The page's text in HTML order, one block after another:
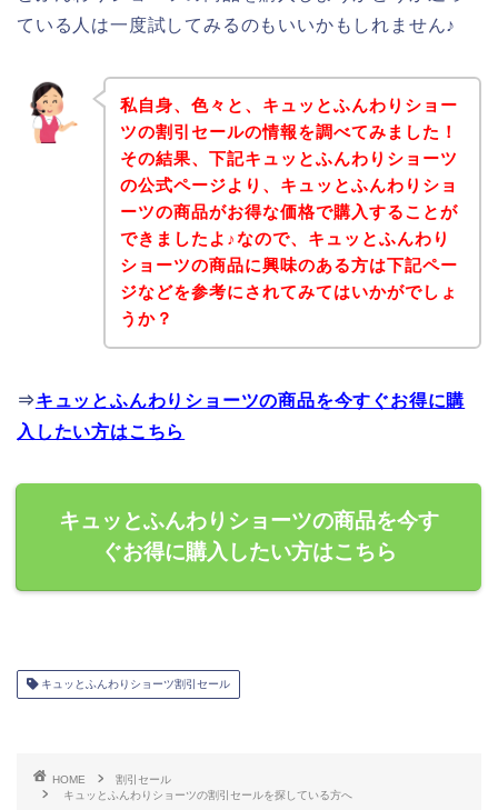
ている人は一度試してみるのもいいかもしれません♪
私自身、色々と、キュッとふんわりショー
ツの割引セールの情報を調べてみました！
その結果、下記キュッとふんわりショーツ
の公式ページより、キュッとふんわりショ
ーツの商品がお得な価格で購入することが
できましたよ♪なので、キュッとふんわり
ショーツの商品に興味のある方は下記ペー
ジなどを参考にされてみてはいかがでしょ
うか？
⇒キュッとふんわりショーツの商品を今すぐお得に購
入したい方はこちら
キュッとふんわりショーツの商品を今す
ぐお得に購入したい方はこちら
キュッとふんわりショーツ割引セール
HOME
割引セール
キュッとふんわりショーツの割引セールを探している方へ